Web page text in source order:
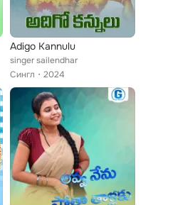
Adigo Kannulu
singer sailendhar
Сингл
2024